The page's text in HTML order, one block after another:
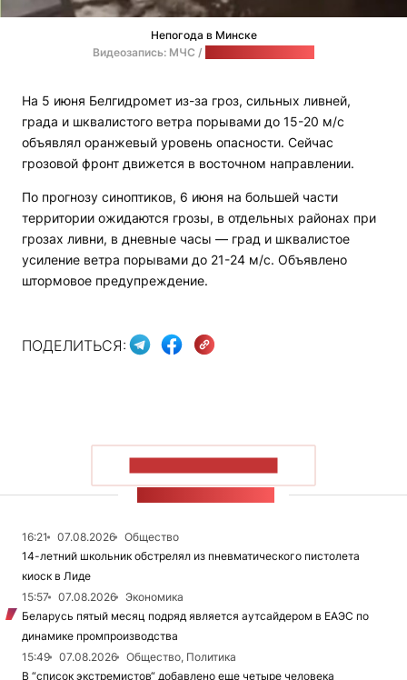
Непогода в Минске
Видеозапись: МЧС /
На 5 июня Белгидромет из-за гроз, сильных ливней,
града и шквалистого ветра порывами до 15-20 м/с
объявлял оранжевый уровень опасности. Сейчас
грозовой фронт движется в восточном направлении.
По прогнозу синоптиков, 6 июня на большей части
территории ожидаются грозы, в отдельных районах при
грозах ливни, в дневные часы — град и шквалистое
усиление ветра порывами до 21-24 м/с. Объявлено
штормовое предупреждение.
ПОДЕЛИТЬСЯ:
16:21 07.08.2026
Общество
14-летний школьник обстрелял из пневматического пистолета
киоск в Лиде
15:57
07.08.2026
Экономика
Беларусь пятый месяц подряд является аутсайдером в ЕАЭС по
динамике промпроизводства
15:49
07.08.2026
Общество, Политика
В “список экстремистов“ добавлено еще четыре человека